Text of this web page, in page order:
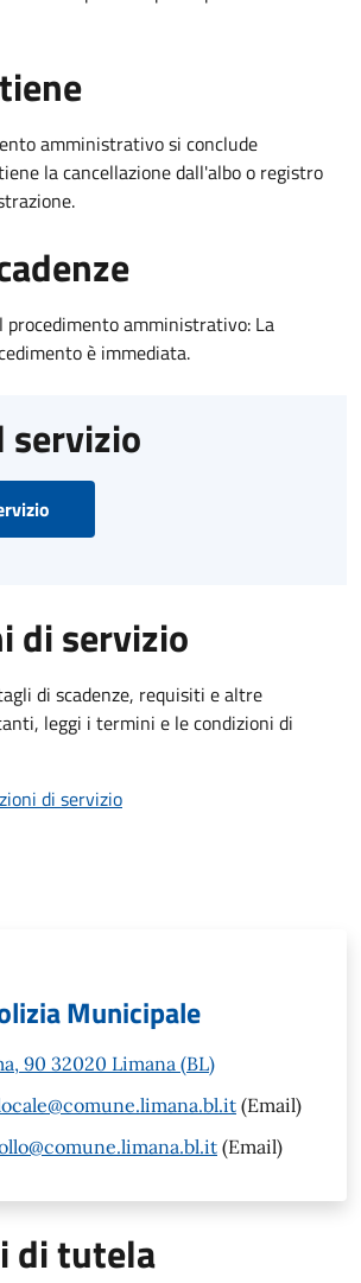
amministrativo si conclude
la cancellazione dall'albo o registro
procedimento amministrativo: La
è immediata.
servizio
di servizio
di scadenze, requisiti e altre
leggi i termini e le condizioni di
di servizio
Municipale
90 32020 Limana (BL)
(Email)
(Email)
di tutela